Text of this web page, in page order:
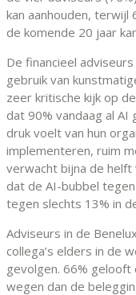
kan aanhouden,
de komende 20 jaar
De financieel
gebruik van
zeer kritische kijk op
dat 90% vandaag al
druk voelt van hun
implementeren, ruim
verwacht bijna de helft
dat de AI-bubbel
tegen slechts 13% in
Adviseurs in de
collega’s elders in de
gevolgen. 66%
wegen dan de